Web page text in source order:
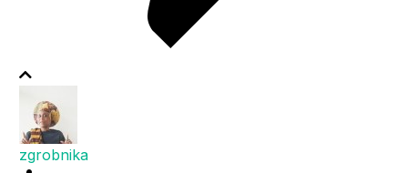
zgrobnika